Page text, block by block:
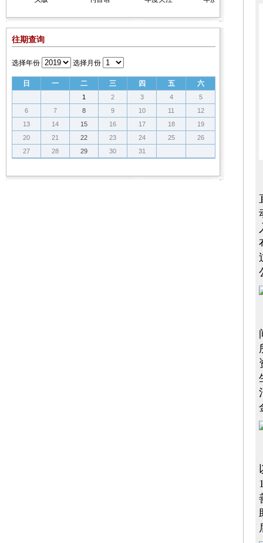
往期查询
选择年份 选择月份
日 一 二 三 四 五 六
1 2 3 4
5
6
7 8 9 10 11
12
13
14 15 16 17 18
19
20
21 22 23 24 25
26
27
28 29 30 31